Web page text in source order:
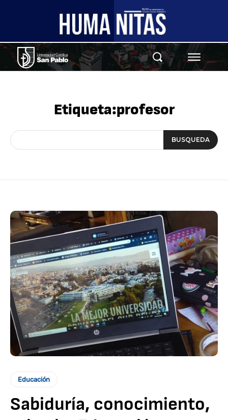
Etiqueta:profesor
BUSQUEDA
Educación
Sabiduría, conocimiento,